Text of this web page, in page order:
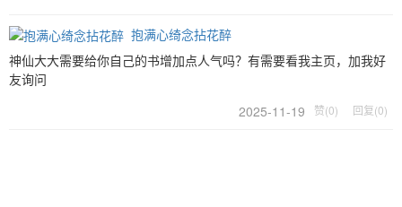
抱满心绮念拈花醉
神仙大大需要给你自己的书增加点人气吗？有需要看我主页，加我好
友询问
2025-11-19
赞(0) 回复(0)